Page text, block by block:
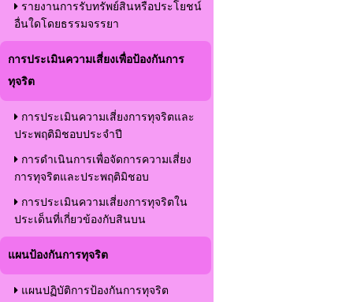
รายงานการรับทรัพย์สินหรือประโยชน์
อื่นใดโดยธรรมจรรยา
การประเมินความเสี่ยงเพื่อป้องกันการ
ทุจริต
การประเมินความเสี่ยงการทุจริตและ
ประพฤติมิชอบประจำปี
การดำเนินการเพื่อจัดการความเสี่ยง
การทุจริตและประพฤติมิชอบ
การประเมินความเสี่ยงการทุจริตใน
ประเด็นที่เกี่ยวข้องกับสินบน
แผนป้องกันการทุจริต
แผนปฏิบัติการป้องกันการทุจริต